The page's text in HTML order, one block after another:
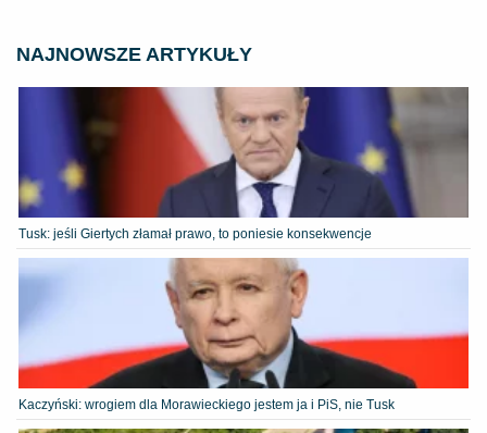
NAJNOWSZE ARTYKUŁY
Tusk: jeśli Giertych złamał prawo, to poniesie konsekwencje
Kaczyński: wrogiem dla Morawieckiego jestem ja i PiS, nie Tusk